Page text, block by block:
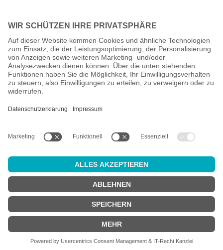
ggf. Nachnahmegebühren, wenn nicht anders angegeben.
Altersprüfung
Achtung:um diesen Onlineshop zu nutzen, müssen Siemindestens
18 Jahre alt
Sind Sie 18 Jahre alt oder älter?
NEIN